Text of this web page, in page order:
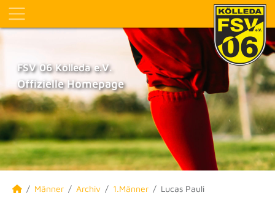
FSV 06 Kölleda e.V.
Offizielle Homepage
Männer Archiv 1.Männer Lucas Pauli